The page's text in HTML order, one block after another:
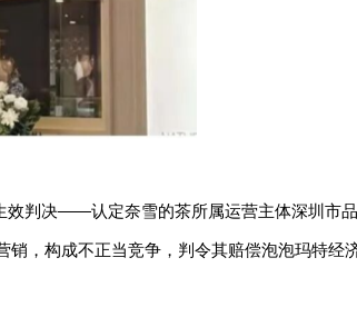
效判决——认定奈雪的茶所属运营主体深圳市品
，构成不正当竞争，判令其赔偿泡泡玛特经